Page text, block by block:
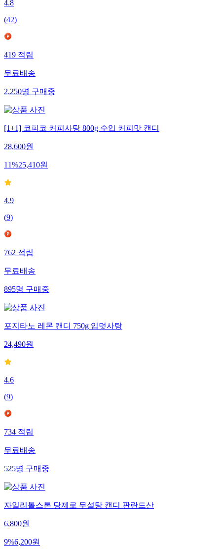
4.8
(42)
419적립
무료배송
2,250명구매중
[1+1] 코피코 커피사탕 800g 수입 커피맛 캔디
28,600원
11%25,410원
4.9
(9)
762적립
무료배송
895명구매중
포지타노 레몬 캔디 750g 입덧사탕
24,490원
4.6
(9)
734적립
무료배송
525명구매중
자일리톨스톤 당제로 무설탕 캔디 판란드산
6,800원
9%6,200원